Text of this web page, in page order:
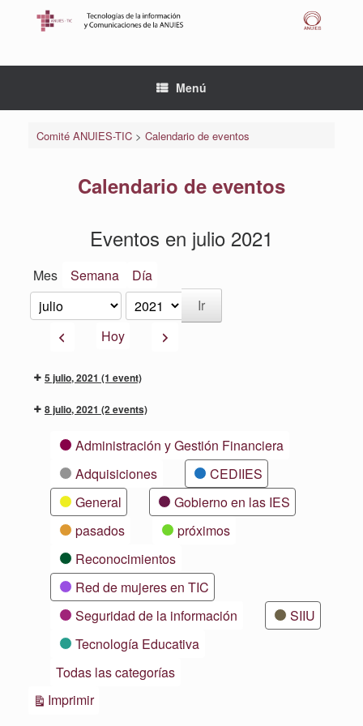
Menú
Comité ANUIES-TIC> Calendario de eventos
Calendario de eventos
Eventos en julio 2021
Mes Semana Día
Mes
Año
AnteriorHoy Siguiente
5 julio, 2021 (1 event)
8 julio, 2021 (2 events)
CategoríasAdministración y Gestión Financiera
Adquisiciones
CEDIIES
General
Gobierno en las IES
pasados
próximos
Reconocimientos
Red de mujeres en TIC
Seguridad de la información
SIIU
Tecnología Educativa
Todas las categorías
ImprimirVistas